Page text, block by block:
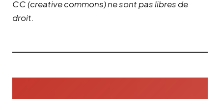
CC (creative commons) ne sont pas libres de
droit.